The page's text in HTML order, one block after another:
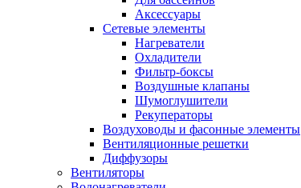
Аксессуары
Сетевые элементы
Нагреватели
Охладители
Фильтр-боксы
Воздушные клапаны
Шумоглушители
Рекуператоры
Воздуховоды и фасонные элементы
Вентиляционные решетки
Диффузоры
Вентиляторы